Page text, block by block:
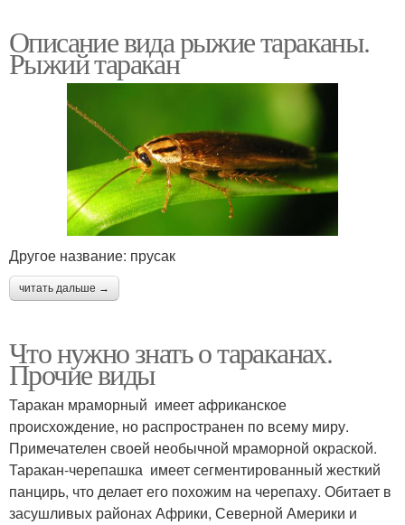
Описание вида рыжие тараканы.
Рыжий таракан
Другое название: прусак
читать дальше →
Что нужно знать о тараканах.
Прочие виды
Таракан мраморный имеет африканское
происхождение, но распространен по всему миру.
Примечателен своей необычной мраморной окраской.
Таракан-черепашка имеет сегментированный жесткий
панцирь, что делает его похожим на черепаху. Обитает в
засушливых районах Африки, Северной Америки и